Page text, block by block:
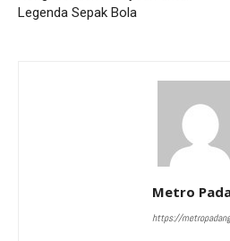
Legenda Sepak Bola
Metro
https://